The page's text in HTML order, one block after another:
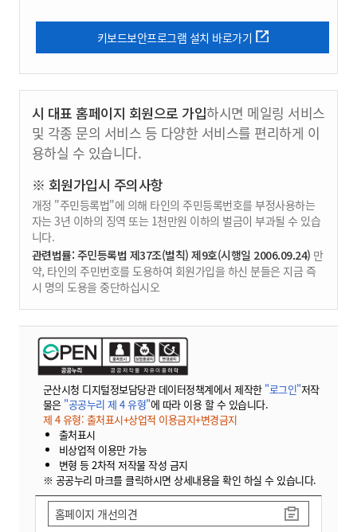
키보드보안프로그램 설치 바로가기
시 대표 홈페이지 회원으로 가입하시면 메일링 서비스
및 각종 문의 서비스 등 다양한 서비스를 편리하게 이
용하실 수 있습니다.
※ 회원가입시 주의사항
개정 "주민등록법"에 의해 타인의 주민등록번호를 부정사용하는
자는 3년 이하의 징역 또는 1천만원 이하의 벌금이 부과될 수 있습
니다.
관련법률: 주민등록법 제37조(벌칙) 제9호(시행일 2006.09.24) 만
약, 타인의 주민번호를 도용하여 회원가입을 하신 분들은 지금 즉
시 명의 도용을 중단하십시오
군산시청 디지털정보담당관 데이터정책계에서 제작한 "로그인"저작
물은 "공공누리 제 4 유형"에 따라 이용 할 수 있습니다.
제 4 유형: 출처표시+상업적 이용금지+변경금지
출처표시
비상업적 이용만 가능
변형 등 2차적 저작물 작성 금지
※ 공공누리 마크를 클릭하시면 상세내용을 확인 하실 수 있습니다.
홈페이지 개선의견